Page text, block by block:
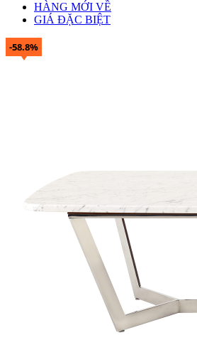
HÀNG MỚI VỀ
GIÁ ĐẶC BIỆT
-58.8%